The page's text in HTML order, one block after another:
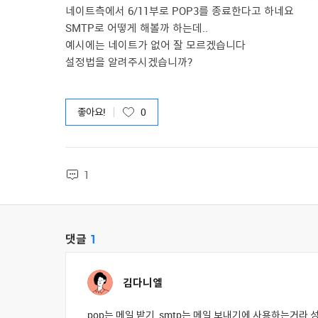
네이트측에서 6/11부로 POP3를 종료한다고 하네요
SMTP로 어떻게 해볼까 하는데..
예시에는 네이트가 없어 잘 모르겠습니다
설정법을 알려주시겠습니까?
좋아요! 0
1
댓글 1
김다니엘
pop는 메일 받기, smtp는 메일 보내기에 사용하는거라